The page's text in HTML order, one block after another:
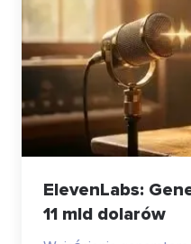
ElevenLabs:
11 mld dolarów